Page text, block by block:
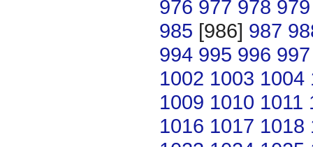
976 977 978 979
985 [986] 987
994 995 996 997
1002 1003 1004
1009 1010 1011
1016 1017 1018